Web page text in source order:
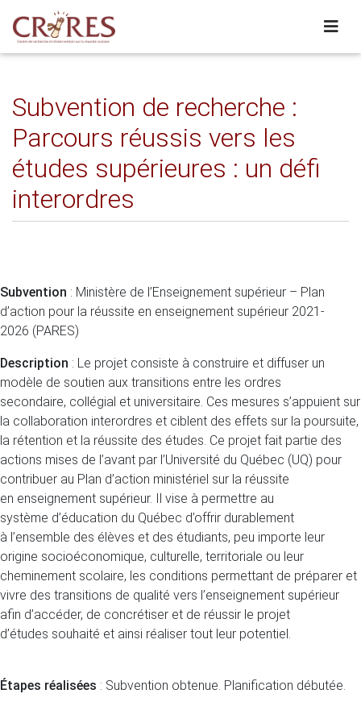
Subvention de recherche :
Parcours réussis vers les
études supérieures : un défi
interordres
Subvention : Ministère de l’Enseignement supérieur – Plan
d’action pour la réussite en enseignement supérieur 2021-
2026 (PARES)
Description : Le projet consiste à construire et diffuser un
modèle de soutien aux transitions entre les ordres
secondaire, collégial et universitaire. Ces mesures s’appuient sur
la collaboration interordres et ciblent des effets sur la poursuite,
la rétention et la réussite des études. Ce projet fait partie des
actions mises de l’avant par l’Université du Québec (UQ) pour
contribuer au Plan d’action ministériel sur la réussite
en enseignement supérieur. Il vise à permettre au
système d’éducation du Québec d’offrir durablement
à l’ensemble des élèves et des étudiants, peu importe leur
origine socioéconomique, culturelle, territoriale ou leur
cheminement scolaire, les conditions permettant de préparer et
vivre des transitions de qualité vers l’enseignement supérieur
afin d’accéder, de concrétiser et de réussir le projet
d’études souhaité et ainsi réaliser tout leur potentiel.
Étapes réalisées : Subvention obtenue. Planification débutée.